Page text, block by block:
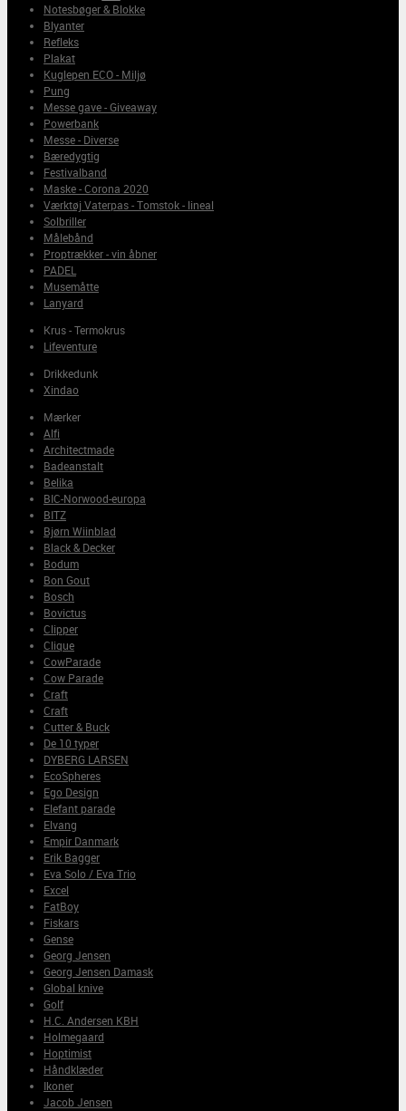
Notesbøger & Blokke
Blyanter
Refleks
Plakat
Kuglepen ECO - Miljø
Pung
Messe gave - Giveaway
Powerbank
Messe - Diverse
Bæredygtig
Festivalband
Maske - Corona 2020
Værktøj Vaterpas - Tomstok - lineal
Solbriller
Målebånd
Proptrækker - vin åbner
PADEL
Musemåtte
Lanyard
Krus - Termokrus
Lifeventure
Drikkedunk
Xindao
Mærker
Alfi
Architectmade
Badeanstalt
Belika
BIC-Norwood-europa
BITZ
Bjørn Wiinblad
Black & Decker
Bodum
Bon Gout
Bosch
Bovictus
Clipper
Clique
CowParade
Cow Parade
Craft
Craft
Cutter & Buck
De 10 typer
DYBERG LARSEN
EcoSpheres
Ego Design
Elefant parade
Elvang
Empir Danmark
Erik Bagger
Eva Solo / Eva Trio
Excel
FatBoy
Fiskars
Gense
Georg Jensen
Georg Jensen Damask
Global knive
Golf
H.C. Andersen KBH
Holmegaard
Hoptimist
Håndklæder
Ikoner
Jacob Jensen